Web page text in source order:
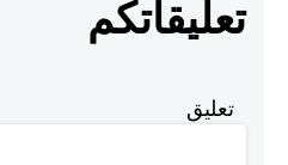
تعليقاتكم
تعليق